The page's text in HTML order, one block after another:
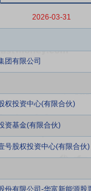
2026-03-31
团有限公司
权投资中心(有限合伙)
资基金(有限合伙)
号股权投资中心(有限合伙)
份有限公司-华富新能源股